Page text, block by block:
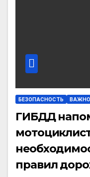
БЕЗОПАСНОСТЬ
ГИБДД
правил